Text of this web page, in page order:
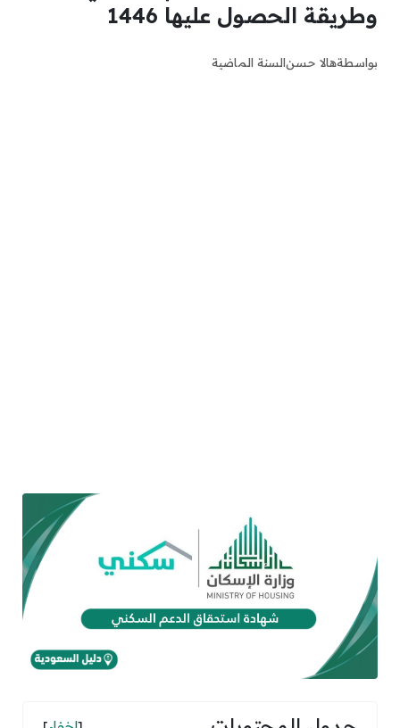
وطريقة الحصول عليها 1446
بواسطةهالا حسنالسنة الماضية